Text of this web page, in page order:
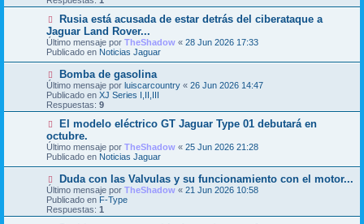
a
e
o
m
e
n
s
a
j
N
e
v
o
m
n
s
a
j
Rusia está acusada de estar detrás del ciberataque a
Jaguar Land Rover...
Último mensaje por TheShadow « 28 Jun 2026 17:33
Publicado en Noticias Jaguar
N
u
e
v
o
m
e
n
s
a
j
Bomba de gasolina
Último mensaje por luiscarcountry « 26 Jun 2026 14:47
Publicado en XJ Series I,II,III
Respuestas: 9
N
u
e
v
o
m
n
s
a
j
El modelo eléctrico GT Jaguar Type 01 debutará en
octubre.
Último mensaje por TheShadow « 25 Jun 2026 21:28
Publicado en Noticias Jaguar
N
u
e
v
o
Duda con las Valvulas y su funcionamiento con el motor...
Último mensaje por TheShadow « 21 Jun 2026 10:58
Publicado en F-Type
Respuestas: 1